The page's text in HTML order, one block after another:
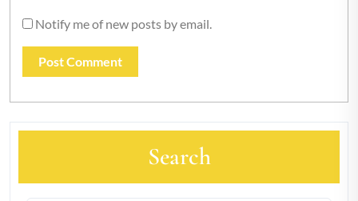
Notify me of new posts by email.
Search